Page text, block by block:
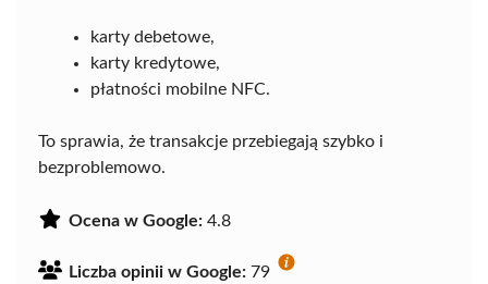
karty debetowe,
karty kredytowe,
płatności mobilne NFC.
To sprawia, że transakcje przebiegają szybko i
bezproblemowo.
Ocena w Google: 4.8
Liczba opinii w Google: 79